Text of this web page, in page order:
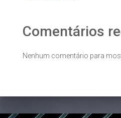
Comentários
Nenhum comentário para